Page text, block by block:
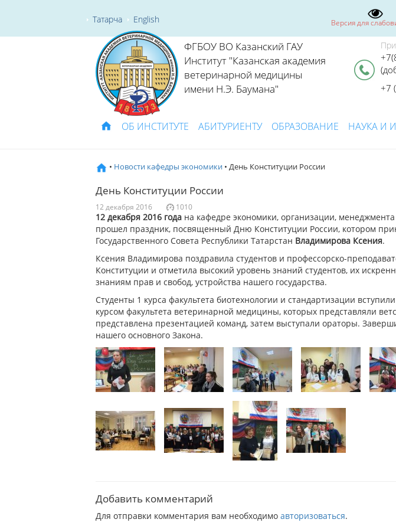
Татарча English Версия для
ФГБОУ ВО Казанский ГАУ
Институт "Казанская академия
ветеринарной медицины
имени Н.Э. Баумана"
+7
ОБ ИНСТИТУТЕ АБИТУРИЕНТУ ОБРАЗОВАНИЕ НАУКА И
• Новости кафедры экономики • День Конституции России
День Конституции России
12 декабря 2016 1010
12 декабря 2016 года на кафедре экономики, организации,
прошел праздник, посвященный Дню Конституции России, котором
Государственного Совета Республики Татарстан Владимирова Ксения.
Ксения Владимирова поздравила студентов и профессорско-
Конституции и отметила высокий уровень знаний студентов, их
знаниям прав и свобод, устройства нашего государства.
Студенты 1 курса факультета биотехнологии и стандартизации
курсом факультета ветеринарной медицины, которых представляли
представлена презентацией команд, затем выступали ораторы.
нашего основного Закона.
Добавить комментарий
Для отправки комментария вам необходимо авторизоваться.